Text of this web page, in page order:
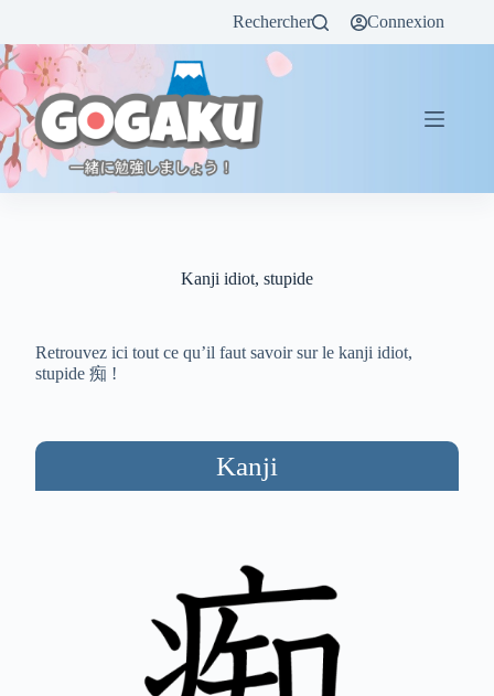
Rechercher Connexion
Kanji idiot, stupide
Retrouvez ici tout ce qu’il faut savoir sur le kanji idiot,
stupide 痴 !
Kanji